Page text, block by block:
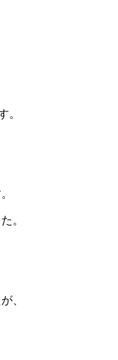
。
。
、